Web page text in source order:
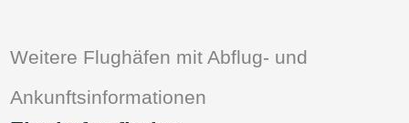
Weitere Flughäfen mit Abflug- und
Ankunftsinformationen